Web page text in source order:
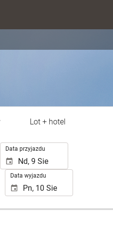
Lot + hotel
Data przyjazdu
Data wyjazdu